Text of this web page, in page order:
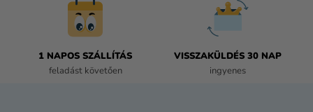
1 NAPOS SZÁLLÍTÁS
feladást követően
VISSZAKÜLDÉS 30 NAP
ingyenes